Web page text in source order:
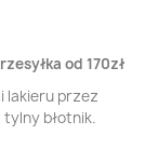
od 170zł
lakieru przez
błotnik.